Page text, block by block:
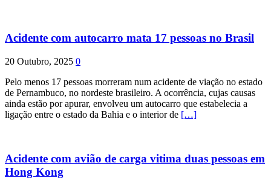
Acidente com autocarro mata 17 pessoas no Brasil
20 Outubro, 2025 0
Pelo menos 17 pessoas morreram num acidente de viação no estado
de Pernambuco, no nordeste brasileiro. A ocorrência, cujas causas
ainda estão por apurar, envolveu um autocarro que estabelecia a
ligação entre o estado da Bahia e o interior de […]
Acidente com avião de carga vitima duas pessoas em
Hong Kong